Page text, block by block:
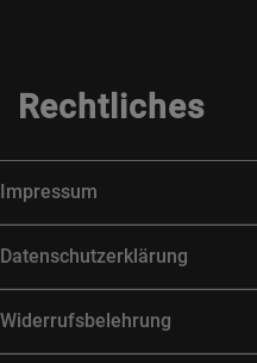
Rechtliches
Impressum
Datenschutzerklärung
Widerrufsbelehrung